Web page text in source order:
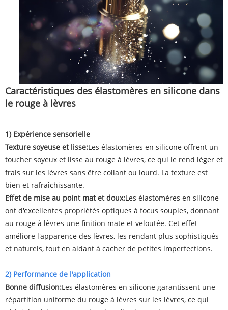
Caractéristiques des élastomères en silicone dans
le rouge à lèvres
1) Expérience sensorielle
Texture soyeuse et lisse:Les élastomères en silicone offrent un
toucher soyeux et lisse au rouge à lèvres, ce qui le rend léger et
frais sur les lèvres sans être collant ou lourd. La texture est
bien et rafraîchissante.
Effet de mise au point mat et doux:Les élastomères en silicone
ont d'excellentes propriétés optiques à focus souples, donnant
au rouge à lèvres une finition mate et veloutée. Cet effet
améliore l'apparence des lèvres, les rendant plus sophistiqués
et naturels, tout en aidant à cacher de petites imperfections.
2) Performance de l'application
Bonne diffusion:Les élastomères en silicone garantissent une
répartition uniforme du rouge à lèvres sur les lèvres, ce qui